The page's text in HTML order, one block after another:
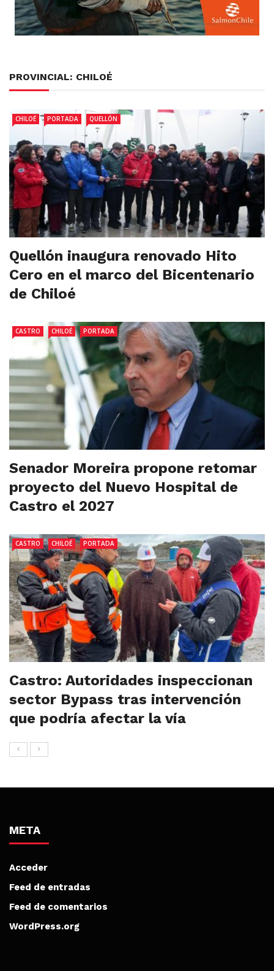
PROVINCIAL: CHILOÉ
CHILOÉ PORTADA QUELLÓN
Quellón inaugura renovado Hito
Cero en el marco del Bicentenario
de Chiloé
CASTRO CHILOÉ PORTADA
Senador Moreira propone retomar
proyecto del Nuevo Hospital de
Castro el 2027
CASTRO CHILOÉ PORTADA
Castro: Autoridades inspeccionan
sector Bypass tras intervención
que podría afectar la vía
META
Acceder
Feed de entradas
Feed de comentarios
WordPress.org